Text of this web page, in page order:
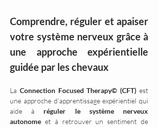
Comprendre, réguler et apaiser
votre système nerveux grâce à
une approche expérientielle
guidée par les chevaux
La Connection Focused Therapy© (CFT) est
une approche d’apprentissage expérientiel qui
aide à réguler le système nerveux
autonome et à retrouver un sentiment de